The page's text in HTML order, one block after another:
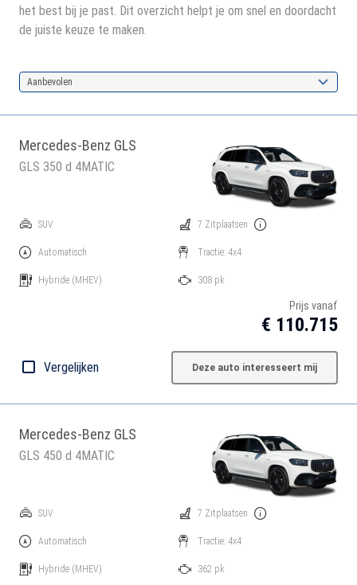
het best bij je past. Dit overzicht helpt je om snel en doordacht
de juiste keuze te maken.
Aanbevolen
Mercedes-Benz GLS
GLS 350 d 4MATIC
SUV
Automatisch
Hybride (MHEV)
7 Zitplaatsen
Tractie: 4x4
308 pk
Prijs vanaf
€ 110.715
Vergelijken Deze auto interesseert mij
Mercedes-Benz GLS
GLS 450 d 4MATIC
SUV
Automatisch
Hybride (MHEV)
7 Zitplaatsen
Tractie: 4x4
362 pk